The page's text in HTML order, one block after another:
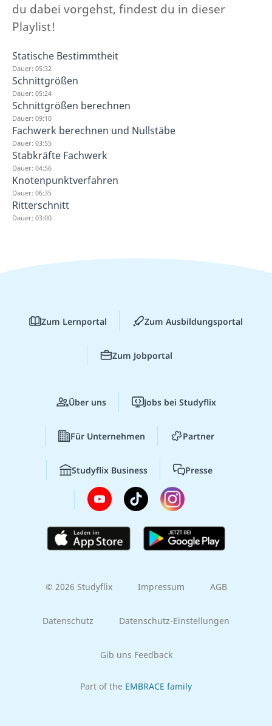
du dabei vorgehst, findest du in dieser
Playlist!
Statische Bestimmtheit
Dauer: 05:32
Schnittgrößen
Dauer: 05:24
Schnittgrößen berechnen
Dauer: 09:10
Fachwerk berechnen und Nullstäbe
Dauer: 03:55
Stabkräfte Fachwerk
Dauer: 04:56
Knotenpunktverfahren
Dauer: 06:35
Ritterschnitt
Dauer: 03:00
Zum Lernportal Zum Ausbildungsportal
Zum Jobportal
Über uns Jobs bei Studyflix
Für Unternehmen Partner
Studyflix Business Presse
© 2026 Studyflix Impressum AGB
Datenschutz Datenschutz-Einstellungen
Gib uns Feedback
Part of the EMBRACE family